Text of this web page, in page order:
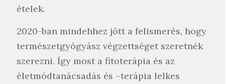
ételek.
2020-ban mindehhez jött a felismerés, hogy
természetgyógyász végzettséget szeretnék
szerezni. Így most a fitoterápia és az
életmódtanácsadás és –terápia lelkes